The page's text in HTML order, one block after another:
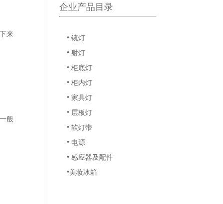
来
般
企业产品目录
• 镜灯
• 射灯
• 柜底灯
• 柜内灯
• 家具灯
• 层板灯
• 软灯带
• 电源
• 感应器及配件
•美妆冰箱